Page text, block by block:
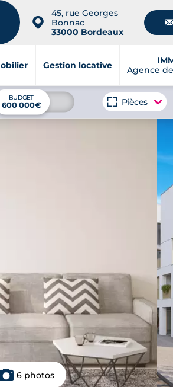
📍
45, rue Georges
Bonnac
33000 Bordeaux
Gestion locative
Agence
BUDGET
600 000€ Pièces
6 photos